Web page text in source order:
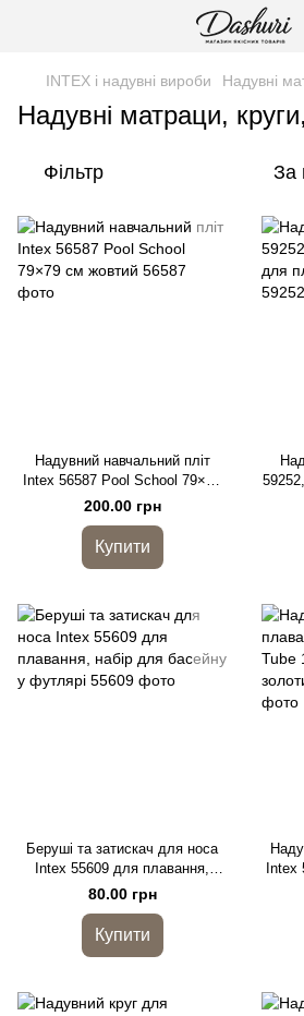
INTEX і надувні вироби Надувні
Надувні матраци,
Фільтр За
Надувний навчальний пліт
Intex 56587 Pool School 79×79
см жовтий
200.00 грн
Купити
Беруші та затискач для носа
Intex 55609 для плавання,
набір для басейну у футлярі
80.00 грн
Купити
Intex
з